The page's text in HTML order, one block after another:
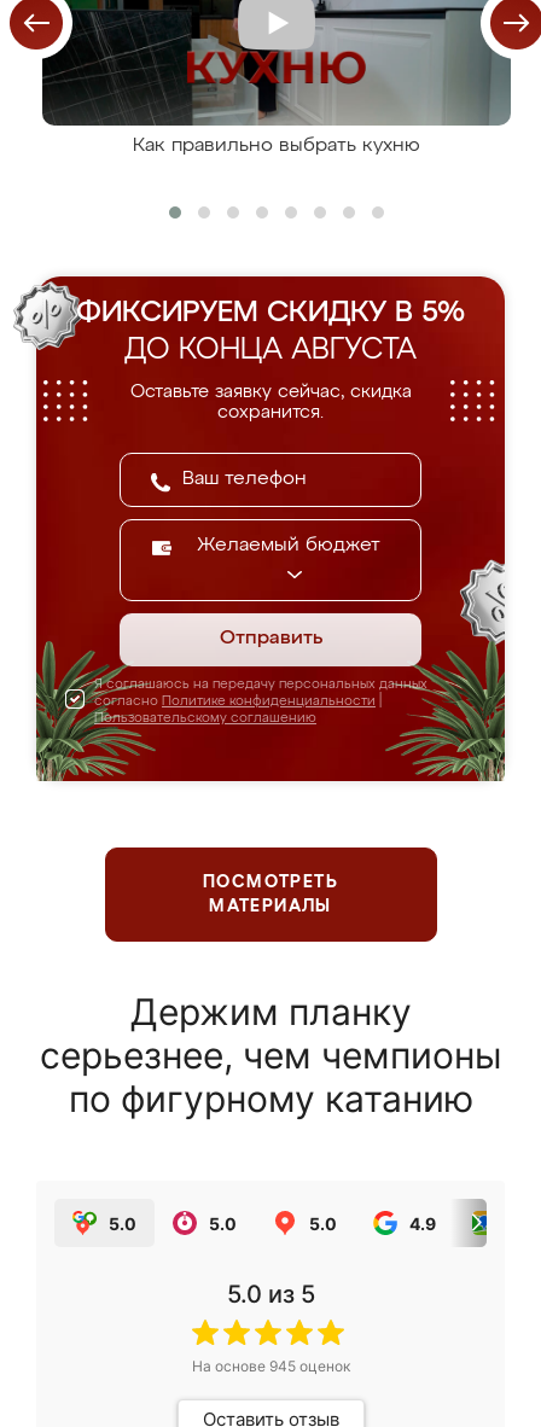
Как правильно выбрать кухню
ФИКСИРУЕМ СКИДКУ В 5%
ДО КОНЦА АВГУСТА
Оставьте заявку сейчас, скидка
сохранится.
Желаемый бюджет
Отправить
Я соглашаюсь на передачу персональных данных
согласно Политике конфиденциальности
Пользовательскому соглашению
ПОСМОТРЕТЬ
МАТЕРИАЛЫ
Держим планку
серьезнее, чем чемпионы
по фигурному катанию
5.0 5.0 5.0 4.9
5.0 из 5
На основе 945оценок
Оставить отзыв